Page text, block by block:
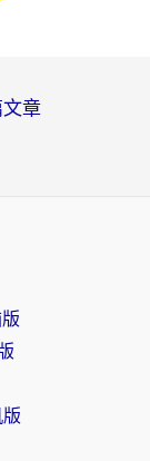
章